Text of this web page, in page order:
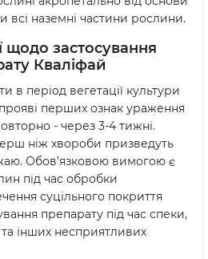
всі наземні частини рослини.
щодо застосування
Кваліфай
в період вегетації культури
перших ознак ураження
- через 3-4 тижні.
ніж хвороби призведуть
Обов’язковою вимогою є
під час обробки
суцільного покриття
препарату під час спеки,
та інших несприятливих